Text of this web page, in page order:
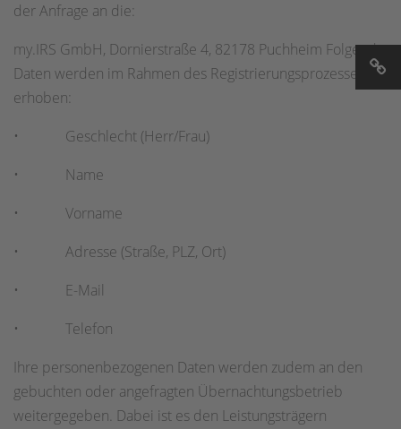
der Anfrage an die:
my.IRS GmbH, Dornierstraße 4, 82178 Puchheim Folgende
Daten werden im Rahmen des Registrierungsprozesses
erhoben:
• Geschlecht (Herr/Frau)
• Name
• Vorname
• Adresse (Straße, PLZ, Ort)
• E-Mail
• Telefon
Ihre personenbezogenen Daten werden zudem an den
gebuchten oder angefragten Übernachtungsbetrieb
weitergegeben. Dabei ist es den Leistungsträgern